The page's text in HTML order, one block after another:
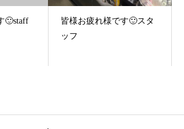
🙂staff
皆様お疲れ様です🙂スタ
ッフ